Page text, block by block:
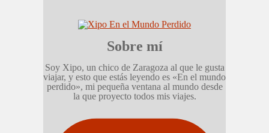
Sobre mí
Soy Xipo, un chico de Zaragoza al que le gusta
viajar, y esto que estás leyendo es «En el mundo
perdido», mi pequeña ventana al mundo desde
la que proyecto todos mis viajes.